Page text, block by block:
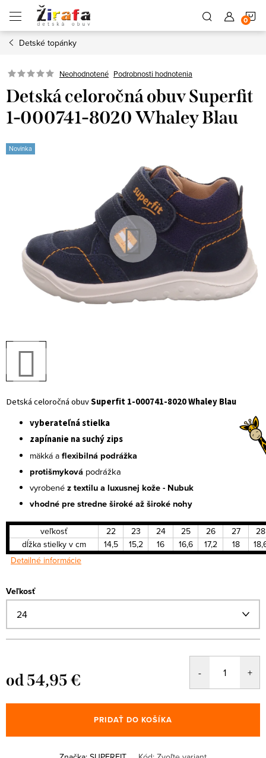
obsah
Detské topánky
Neohodnotené Podrobnosti hodnotenia
Detská celoročná obuv Superfit
1-000741-8020 Whaley Blau
Novinka
Detská celoročná obuvSuperfit 1-000741-8020 Whaley Blau
vyberateľná stielka
zapínanie na suchý zips
mäkká a flexibilná podrážka
protišmyková podrážka
vyrobenéz textilu a luxusnej kože - Nubuk
vhodné pre stredne široké až široké nohy
veľkosť 22 23 24 25 26 27
28
dĺžka stielky v cm
14,5 15,2 16 16,6 17,2 18
Detailné informácie
Veľkosť
od54,95 €
cena:
PRIDAŤ DO KOŠÍKA